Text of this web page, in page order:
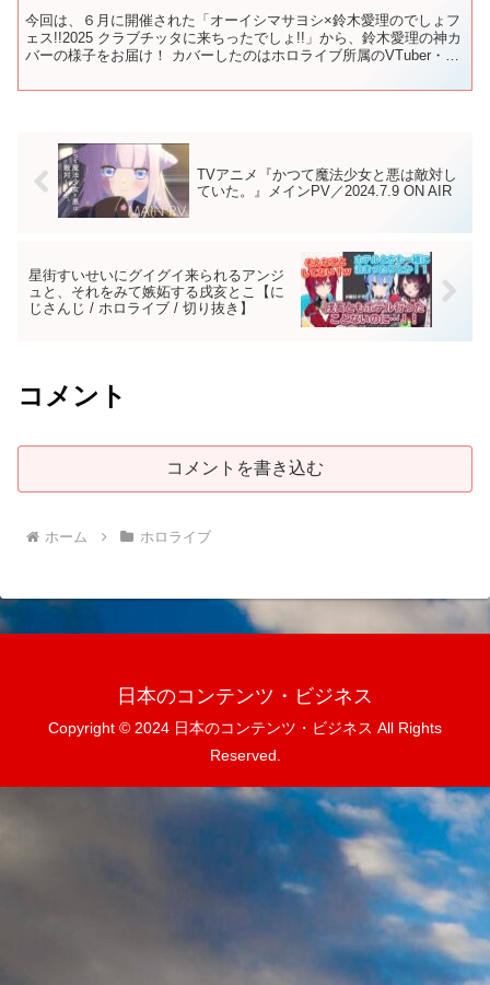
今回は、６月に開催された「オーイシマサヨシ×鈴木愛理のでしょフ
ェス!!2025 クラブチッタに来ちったでしょ!!」から、鈴木愛理の神カ
バーの様子をお届け！ カバーしたのはホロライブ所属のVTuber・星
TVアニメ『かつて魔法少女と悪は敵対し
ていた。』メインPV／2024.7.9 ON AIR
星街すいせいにグイグイ来られるアンジ
ュと、それをみて嫉妬する戌亥とこ【に
じさんじ / ホロライブ / 切り抜き】
コメント
コメントを書き込む
ホーム ホロライブ
日本のコンテンツ・ビジネス
Copyright © 2024 日本のコンテンツ・ビジネス All Rights
Reserved.